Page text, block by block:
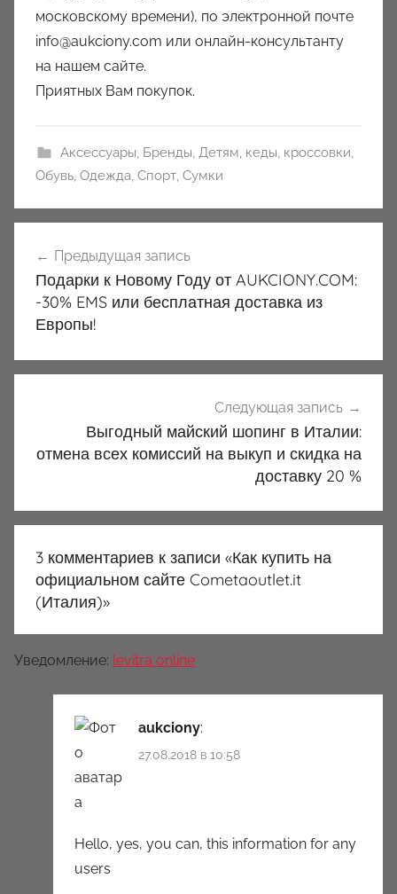
московскому времени), по электронной почте
info@aukciony.com или онлайн-консультанту
на нашем сайте.
Приятных Вам покупок.
Аксессуары, Бренды, Детям, кеды, кроссовки,
Обувь, Одежда, Спорт, Сумки
по
записям
Предыдущая запись
Подарки к Новому Году от AUKCIONY.COM:
-30% EMS или бесплатная доставка из
Европы!
Следующая запись
Выгодный майский шопинг в Италии:
отмена всех комиссий на выкуп и скидка на
доставку 20 %
3 комментариев к записи «Как купить на
официальном сайте Cometaoutlet.it
(Италия)»
Уведомление: levitra online
aukciony:
27.08.2018 в 10:58
Hello, yes, you can, this information for any
users